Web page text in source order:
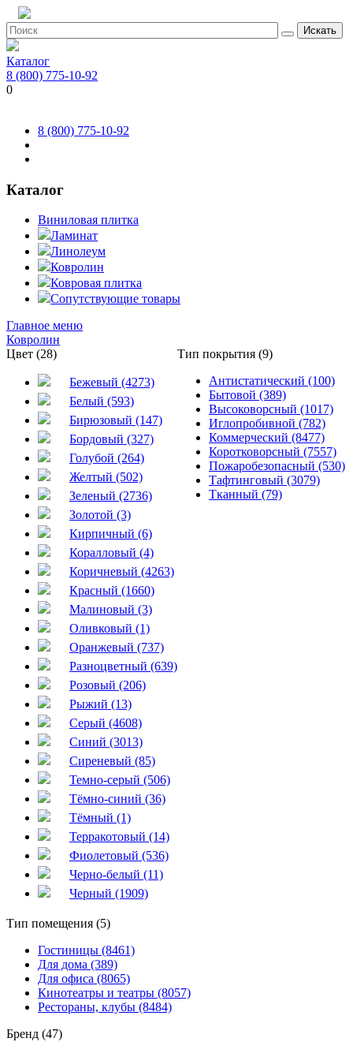
Искать
Каталог
8 (800) 775-10-92
0
8 (800) 775-10-92
Каталог
Виниловая плитка
Ламинат
Линолеум
Ковролин
Ковровая плитка
Сопутствующие товары
Главное меню
Ковролин
Цвет (28)
Бежевый (4273)
Белый (593)
Бирюзовый (147)
Бордовый (327)
Голубой (264)
Желтый (502)
Зеленый (2736)
Золотой (3)
Кирпичный (6)
Коралловый (4)
Коричневый (4263)
Красный (1660)
Малиновый (3)
Оливковый (1)
Оранжевый (737)
Разноцветный (639)
Розовый (206)
Рыжий (13)
Серый (4608)
Синий (3013)
Сиреневый (85)
Темно-серый (506)
Тёмно-синий (36)
Тёмный (1)
Терракотовый (14)
Фиолетовый (536)
Черно-белый (11)
Черный (1909)
Тип покрытия (9)
Антистатический (100)
Бытовой (389)
Высоковорсный (1017)
Иглопробивной (782)
Коммерческий (8477)
Коротковорсный (7557)
Пожаробезопасный (530)
Тафтинговый (3079)
Тканный (79)
Тип помещения (5)
Гостиницы (8461)
Для дома (389)
Для офиса (8065)
Кинотеатры и театры (8057)
Рестораны, клубы (8484)
Бренд (47)